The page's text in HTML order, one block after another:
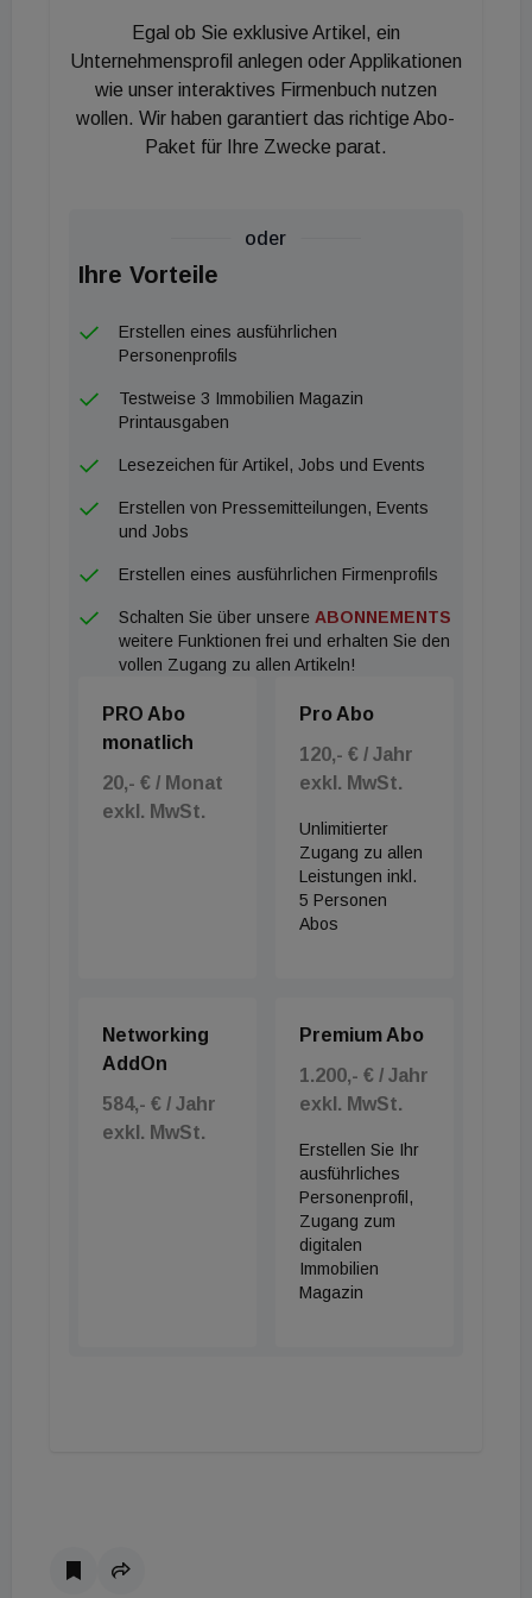
Wegen der hohen Traglasten, dem komplexen
Brandschutz und der Sicherstellung der konstanten
klimatischen Bedingungen bekommt das
Bücherdepot ein Stahlbetonskelett. Wo es möglich
ist, kommt Holz zum Einsatz, so werden etwa die
den CO2-Ausstoss. Es kommen keine fossilen
Brennstoffe zum Einsatz. Zur Energiegewinnung
werden lokal vorhandene, erneuerbare Ressourcen
wie Erdwärme mit Bauteilaktivierung genutzt. Eine
durchdachte Lüftungsstrategie wirkt gegen
Überhitzung im Sommer. Die großflächige PV-
300 kWp. Das Bücherdepot kann bei Bedarf bei
Egal ob Sie exklusive Artikel, ein
Unternehmensprofil anlegen oder Applikationen
wie unser interaktives Firmenbuch nutzen
wollen. Wir haben garantiert das richtige Abo-
Paket für Ihre Zwecke parat.
oder
Ihre Vorteile
Erstellen eines ausführlichen
Personenprofils
Testweise 3 Immobilien Magazin
Printausgaben
Lesezeichen für Artikel, Jobs und Events
Erstellen von Pressemitteilungen, Events
und Jobs
Erstellen eines ausführlichen Firmenprofils
Schalten Sie über unsere ABONNEMENTS
weitere Funktionen frei und erhalten Sie den
vollen Zugang zu allen Artikeln!
PRO Abo
monatlich
20,- € / Monat
exkl. MwSt.
Pro Abo
120,- € / Jahr
exkl. MwSt.
Unlimitierter
Zugang zu allen
Leistungen inkl.
5 Personen
Abos
Networking
AddOn
584,- € / Jahr
exkl. MwSt.
Premium Abo
1.200,- € / Jahr
exkl. MwSt.
Erstellen Sie Ihr
ausführliches
Personenprofil,
Zugang zum
digitalen
Immobilien
Magazin